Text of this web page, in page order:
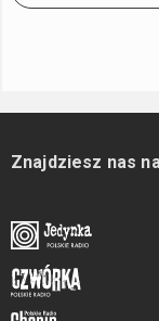
Znajdziesz nas